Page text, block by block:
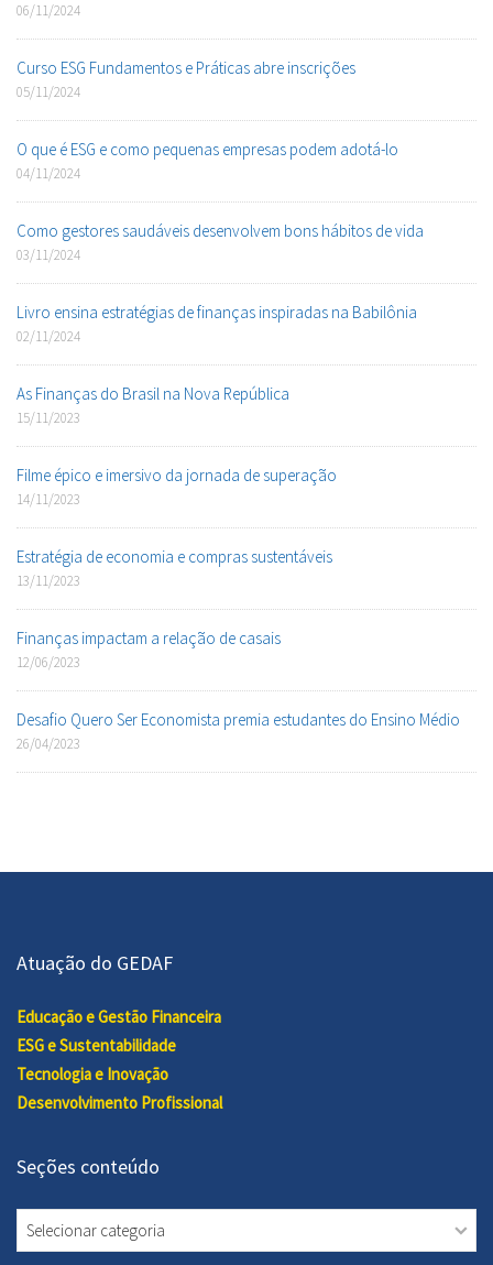
06/11/2024
Curso ESG Fundamentos e Práticas abre inscrições
05/11/2024
O que é ESG e como pequenas empresas podem adotá-lo
04/11/2024
Como gestores saudáveis desenvolvem bons hábitos de vida
03/11/2024
Livro ensina estratégias de finanças inspiradas na Babilônia
02/11/2024
As Finanças do Brasil na Nova República
15/11/2023
Filme épico e imersivo da jornada de superação
14/11/2023
Estratégia de economia e compras sustentáveis
13/11/2023
Finanças impactam a relação de casais
12/06/2023
Desafio Quero Ser Economista premia estudantes do Ensino Médio
26/04/2023
Atuação do GEDAF
Educação e Gestão Financeira
ESG e Sustentabilidade
Tecnologia e Inovação
Desenvolvimento Profissional
Seções conteúdo
Seções
conteúdo